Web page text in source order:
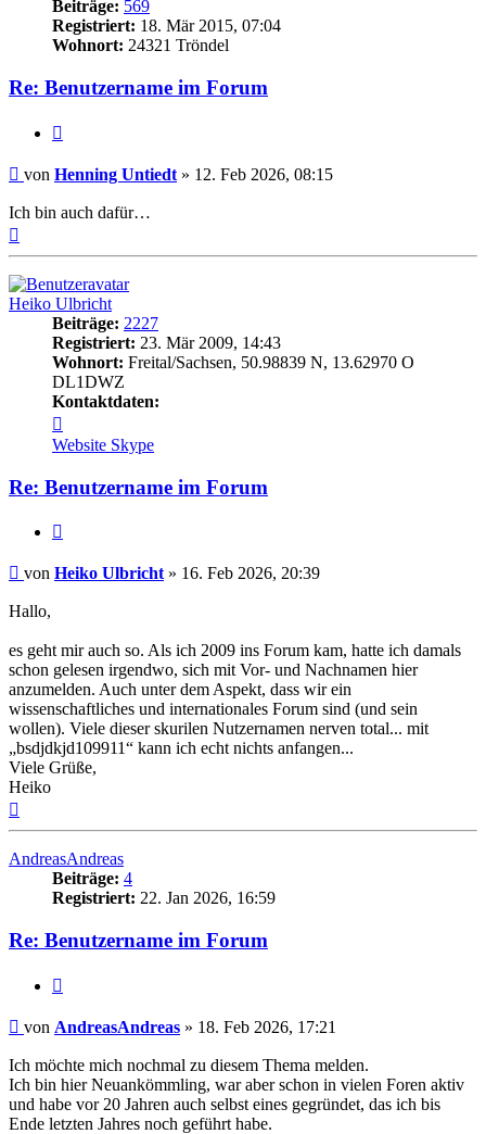
Beiträge: 569
Registriert: 18. Mär 2015, 07:04
Wohnort: 24321 Tröndel
Re: Benutzername im Forum
Beitrag
von Henning Untiedt » 12. Feb 2026, 08:15
Ich bin auch dafür…
Heiko Ulbricht
Beiträge: 2227
Registriert: 23. Mär 2009, 14:43
Wohnort: Freital/Sachsen, 50.98839 N, 13.62970 O
DL1DWZ
Kontaktdaten:
von
Heiko
Ulbricht
Website Skype
Re: Benutzername im Forum
Beitrag
von Heiko Ulbricht » 16. Feb 2026, 20:39
Hallo,
es geht mir auch so. Als ich 2009 ins Forum kam, hatte ich damals
schon gelesen irgendwo, sich mit Vor- und Nachnamen hier
anzumelden. Auch unter dem Aspekt, dass wir ein
wissenschaftliches und internationales Forum sind (und sein
wollen). Viele dieser skurilen Nutzernamen nerven total... mit
„bsdjdkjd109911“ kann ich echt nichts anfangen...
Viele Grüße,
Heiko
AndreasAndreas
Beiträge: 4
Registriert: 22. Jan 2026, 16:59
Re: Benutzername im Forum
Beitrag
von AndreasAndreas » 18. Feb 2026, 17:21
Ich möchte mich nochmal zu diesem Thema melden.
Ich bin hier Neuankömmling, war aber schon in vielen Foren aktiv
und habe vor 20 Jahren auch selbst eines gegründet, das ich bis
Ende letzten Jahres noch geführt habe.